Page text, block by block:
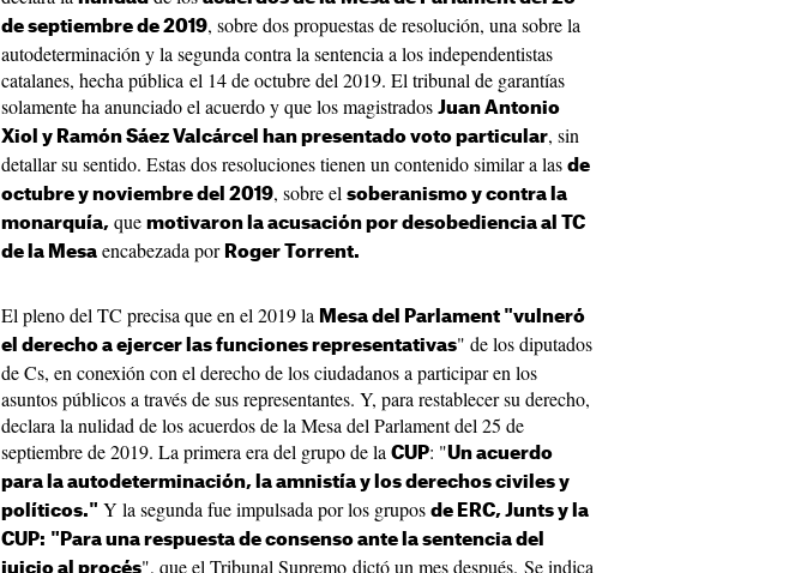
de septiembre de 2019, sobre dos propuestas de resolución, una sobre la
autodeterminación y la segunda contra la sentencia a los independentistas
catalanes, hecha pública el 14 de octubre del 2019. El tribunal de garantías
solamente ha anunciado el acuerdo y que los magistrados Juan Antonio
Xiol y Ramón Sáez Valcárcel han presentado voto particular, sin
detallar su sentido. Estas dos resoluciones tienen un contenido similar a las de
octubre y noviembre del 2019, sobre el soberanismo y contra la
monarquía, que motivaron la acusación por desobediencia al TC
de la Mesa encabezada por Roger Torrent.
El pleno del TC precisa que en el 2019 la Mesa del Parlament "vulneró
el derecho a ejercer las funciones representativas" de los diputados
de Cs, en conexión con el derecho de los ciudadanos a participar en los
asuntos públicos a través de sus representantes. Y, para restablecer su derecho,
declara la nulidad de los acuerdos de la Mesa del Parlament del 25 de
septiembre de 2019. La primera era del grupo de la CUP: "Un acuerdo
para la autodeterminación, la amnistía y los derechos civiles y
políticos." Y la segunda fue impulsada por los grupos de ERC, Junts y la
CUP: "Para una respuesta de consenso ante la sentencia del
juicio al procés", que el Tribunal Supremo dictó un mes después. Se indica